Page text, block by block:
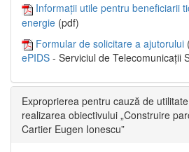
Informații utile pentru beneficiarii
energie (pdf)
Formular de solicitare a ajutorului
ePIDS - Serviciul de Telecomunicații
Exproprierea pentru cauză de
realizarea obiectivului „Construire
Cartier Eugen Ionescu”